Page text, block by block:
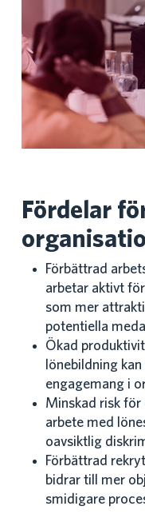
Fördelar
Förbättrad
arbetar aktivt
som mer
potentiella
Ökad
lönebildning
engagemang i
Minskad risk
arbete med
oavsiktlig
Förbättrad
bidrar till mer
smidigare